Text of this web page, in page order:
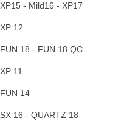
XP15 - Mild16 - XP17
XP 12
FUN 18 - FUN 18 QC
XP 11
FUN 14
SX 16 - QUARTZ 18